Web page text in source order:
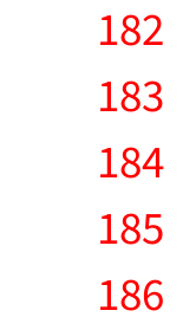
182
183
184
185
186